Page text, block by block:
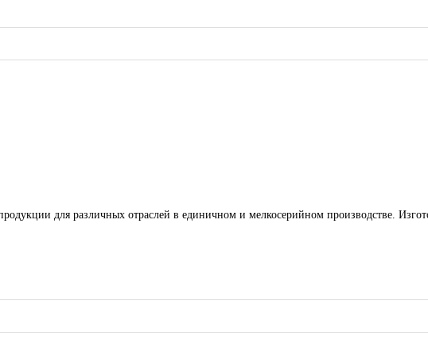
для различных отраслей в единичном и мелкосерийном производстве.